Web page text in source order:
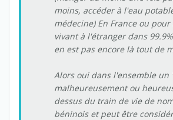
moins, accéder à l'eau
médecine) En France ou
vivant à l'étranger dans
en est pas encore là tout de
Alors oui dans l'ensemble un
malheureusement ou
dessus du train de vie de
béninois et peut être